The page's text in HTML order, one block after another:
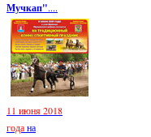
Мучкап"....
11 июня 2018
годана